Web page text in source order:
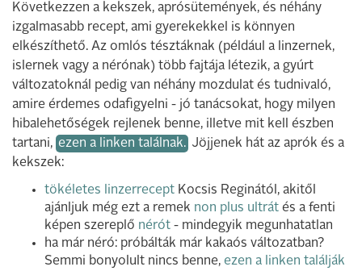
Következzen a kekszek, aprósütemények, és néhány
izgalmasabb recept, ami gyerekekkel is könnyen
elkészíthető. Az omlós tésztáknak (például a linzernek,
islernek vagy a nérónak) több fajtája létezik, a gyúrt
változatoknál pedig van néhány mozdulat és tudnivaló,
amire érdemes odafigyelni - jó tanácsokat, hogy milyen
hibalehetőségek rejlenek benne, illetve mit kell észben
tartani, ezen a linken találnak. Jöjjenek hát az aprók és a
kekszek:
tökéletes linzerrecept Kocsis Reginától, akitől
ajánljuk még ezt a remek non plus ultrát és a fenti
képen szereplő nérót - mindegyik megunhatatlan
ha már néró: próbálták már kakaós változatban?
Semmi bonyolult nincs benne, ezen a linken találják